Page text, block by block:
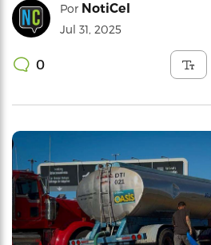
Por NotiCel
Jul 31, 2025
0